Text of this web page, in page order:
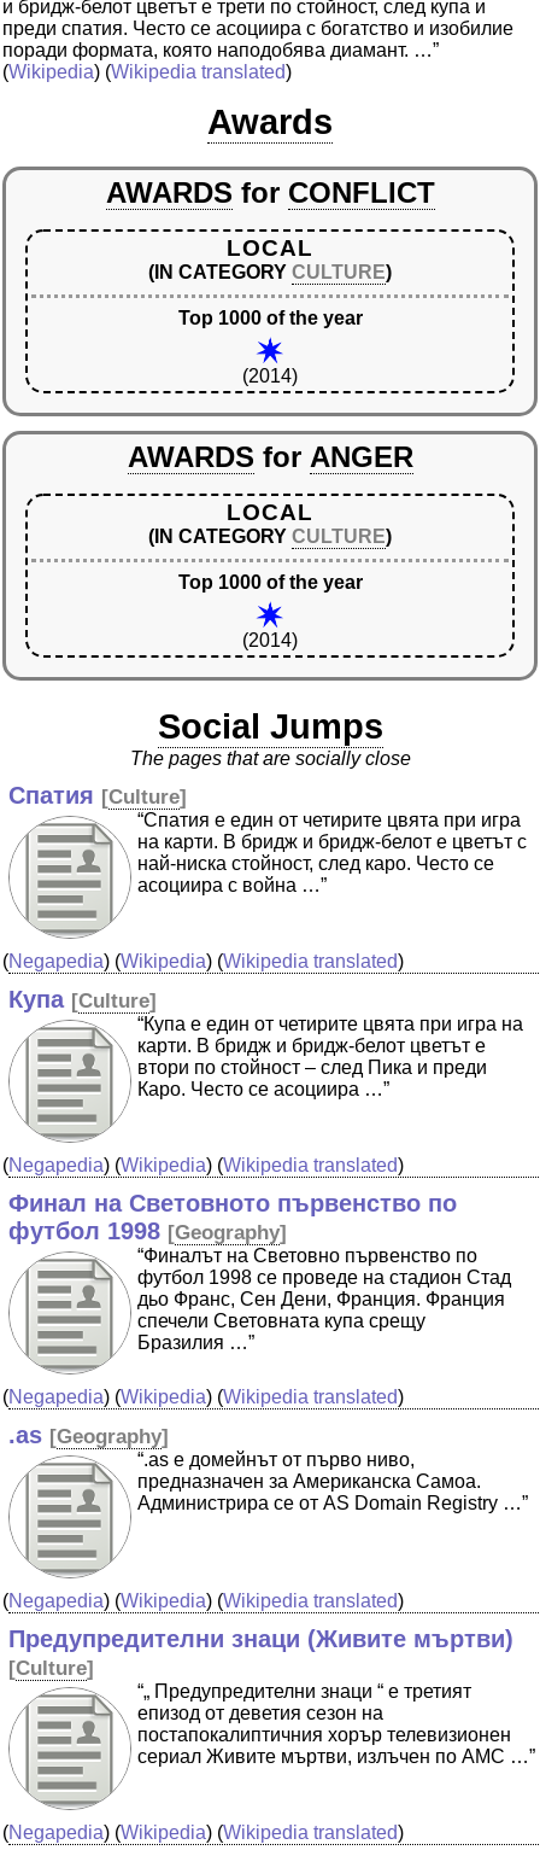
и бридж-белот цветът е трети по стойност, след купа и
преди спатия. Често се асоциира с богатство и изобилие
поради формата, която наподобява диамант. …”
(Wikipedia) (Wikipedia translated)
Awards
AWARDS for CONFLICT
LOCAL
(IN CATEGORY CULTURE)
Top 1000 of the year
(2014)
AWARDS for ANGER
LOCAL
(IN CATEGORY CULTURE)
Top 1000 of the year
(2014)
Social Jumps
The pages that are socially close
Спатия [Culture]
“Спатия е един от четирите цвята при игра
на карти. В бридж и бридж-белот е цветът с
най-ниска стойност, след каро. Често се
асоциира с война …”
(Negapedia) (Wikipedia) (Wikipedia translated)
Купа [Culture]
“Купа е един от четирите цвята при игра на
карти. В бридж и бридж-белот цветът е
втори по стойност – след Пика и преди
Каро. Често се асоциира …”
(Negapedia) (Wikipedia) (Wikipedia translated)
Финал на Световното първенство по
футбол 1998 [Geography]
“Финалът на Световно първенство по
футбол 1998 се проведе на стадион Стад
дьо Франс, Сен Дени, Франция. Франция
спечели Световната купа срещу
Бразилия …”
(Negapedia) (Wikipedia) (Wikipedia translated)
.as [Geography]
“.as е домейнът от първо ниво,
предназначен за Американска Самоа.
Администрира се от AS Domain Registry …”
(Negapedia) (Wikipedia) (Wikipedia translated)
Предупредителни знаци (Живите мъртви)
[Culture]
“„ Предупредителни знаци “ е третият
епизод от деветия сезон на
постапокалиптичния хорър телевизионен
сериал Живите мъртви, излъчен по AMC …”
(Negapedia) (Wikipedia) (Wikipedia translated)